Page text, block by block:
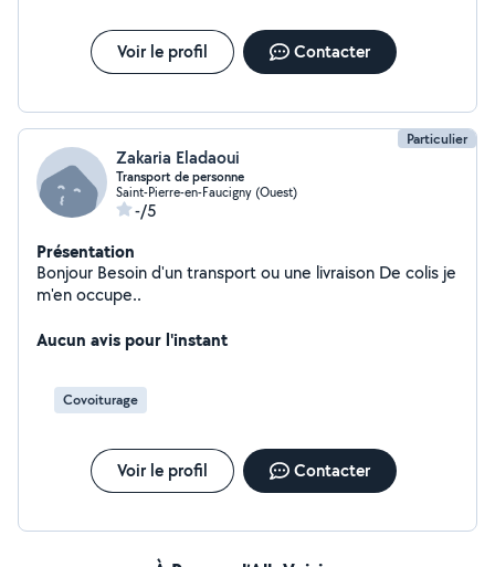
Voir le profil Contacter
Particulier
Zakaria Eladaoui
Transport de personne
Saint-Pierre-en-Faucigny (Ouest)
-/5
Présentation
Bonjour Besoin d'un transport ou une livraison De colis je
m'en occupe..
Aucun avis pour l'instant
Covoiturage
Voir le profil Contacter